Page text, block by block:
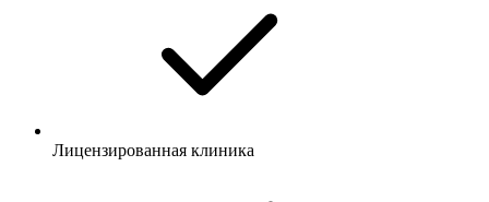
Лицензированная клиника